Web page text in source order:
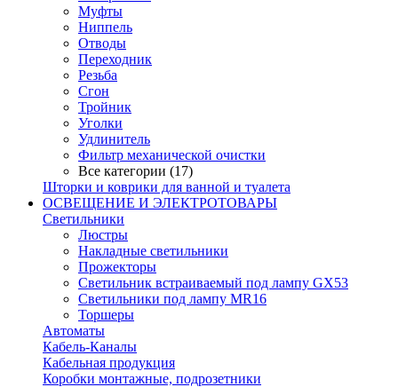
Муфты
Ниппель
Отводы
Переходник
Резьба
Сгон
Тройник
Уголки
Удлинитель
Фильтр механической очистки
Все категории (17)
Шторки и коврики для ванной и туалета
ОСВЕЩЕНИЕ И ЭЛЕКТРОТОВАРЫ
Светильники
Люстры
Накладные светильники
Прожекторы
Светильник встраиваемый под лампу GX53
Светильники под лампу MR16
Торшеры
Автоматы
Кабель-Каналы
Кабельная продукция
Коробки монтажные, подрозетники